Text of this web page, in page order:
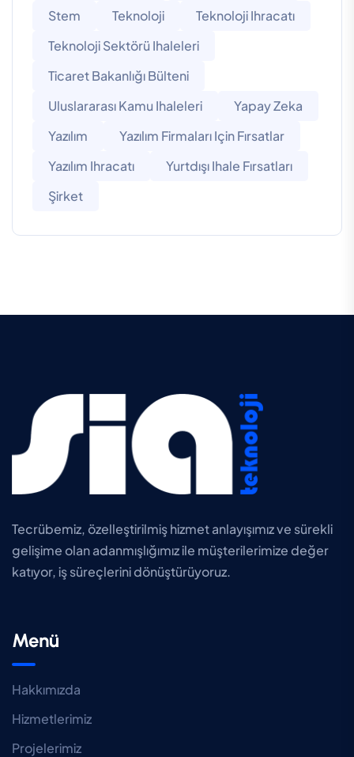
Stem
Teknoloji
Teknoloji Ihracatı
Teknoloji Sektörü Ihaleleri
Ticaret Bakanlığı Bülteni
Uluslararası Kamu Ihaleleri
Yapay Zeka
Yazılım
Yazılım Firmaları Için Fırsatlar
Yazılım Ihracatı
Yurtdışı Ihale Fırsatları
Şirket
Tecrübemiz, özelleştirilmiş hizmet anlayışımız ve sürekli
gelişime olan adanmışlığımız ile müşterilerimize değer
katıyor, iş süreçlerini dönüştürüyoruz.
Menü
Hakkımızda
Hizmetlerimiz
Projelerimiz